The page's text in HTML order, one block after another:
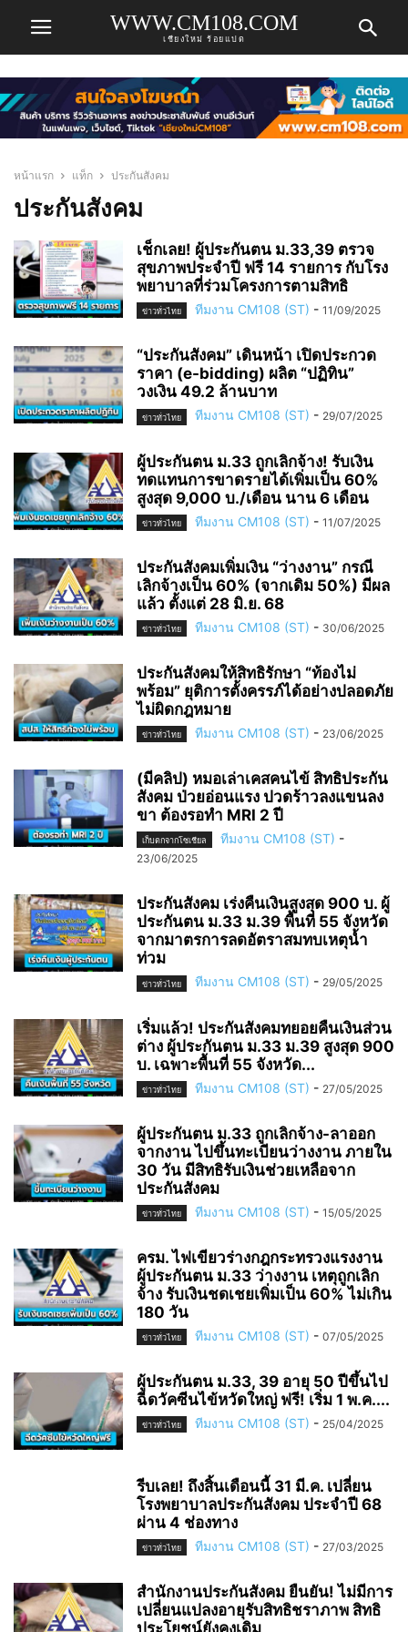
WWW.CM108.COM
เชียงใหม่ ร้อยแปด
หน้าแรก แท็ก ประกันสังคม
ประกันสังคม
เช็กเลย! ผู้ประกันตน ม.33,39 ตรวจ
สุขภาพประจำปี ฟรี 14 รายการ กับโรง
พยาบาลที่ร่วมโครงการตามสิทธิ
ข่าวทั่วไทย ทีมงาน CM108 (ST) - 11/09/2025
“ประกันสังคม” เดินหน้า เปิดประกวด
ราคา (e-bidding) ผลิต “ปฏิทิน”
วงเงิน 49.2 ล้านบาท
ข่าวทั่วไทย ทีมงาน CM108 (ST) - 29/07/2025
ผู้ประกันตน ม.33 ถูกเลิกจ้าง! รับเงิน
ทดแทนการขาดรายได้เพิ่มเป็น 60%
สูงสุด 9,000 บ./เดือน นาน 6 เดือน
ข่าวทั่วไทย ทีมงาน CM108 (ST) - 11/07/2025
ประกันสังคมเพิ่มเงิน “ว่างงาน” กรณี
เลิกจ้างเป็น 60% (จากเดิม 50%) มีผล
แล้ว ตั้งแต่ 28 มิ.ย. 68
ข่าวทั่วไทย ทีมงาน CM108 (ST) - 30/06/2025
ประกันสังคมให้สิทธิรักษา “ท้องไม่
พร้อม” ยุติการตั้งครรภ์ได้อย่างปลอดภัย
ไม่ผิดกฎหมาย
ข่าวทั่วไทย ทีมงาน CM108 (ST) - 23/06/2025
(มีคลิป) หมอเล่าเคสคนไข้ สิทธิประกัน
สังคม ป่วยอ่อนแรง ปวดร้าวลงแขนลง
ขา ต้องรอทำ MRI 2 ปี
เก็บตกจากโซเชียล ทีมงาน CM108 (ST) -
23/06/2025
ประกันสังคม เร่งคืนเงินสูงสุด 900 บ. ผู้
ประกันตน ม.33 ม.39 พื้นที่ 55 จังหวัด
จากมาตรการลดอัตราสมทบเหตุน้ำ
ท่วม
ข่าวทั่วไทย ทีมงาน CM108 (ST) - 29/05/2025
เริ่มแล้ว! ประกันสังคมทยอยคืนเงินส่วน
ต่าง ผู้ประกันตน ม.33 ม.39 สูงสุด 900
บ. เฉพาะพื้นที่ 55 จังหวัด...
ข่าวทั่วไทย ทีมงาน CM108 (ST) - 27/05/2025
ผู้ประกันตน ม.33 ถูกเลิกจ้าง-ลาออก
จากงาน ไปขึ้นทะเบียนว่างงาน ภายใน
30 วัน มีสิทธิรับเงินช่วยเหลือจาก
ประกันสังคม
ข่าวทั่วไทย ทีมงาน CM108 (ST) - 15/05/2025
ครม. ไฟเขียวร่างกฎกระทรวงแรงงาน
ผู้ประกันตน ม.33 ว่างงาน เหตุถูกเลิก
จ้าง รับเงินชดเชยเพิ่มเป็น 60% ไม่เกิน
180 วัน
ข่าวทั่วไทย ทีมงาน CM108 (ST) - 07/05/2025
ผู้ประกันตน ม.33, 39 อายุ 50 ปีขึ้นไป
ฉีดวัคซีนไข้หวัดใหญ่ ฟรี! เริ่ม 1 พ.ค....
ข่าวทั่วไทย ทีมงาน CM108 (ST) - 25/04/2025
รีบเลย! ถึงสิ้นเดือนนี้ 31 มี.ค. เปลี่ยน
โรงพยาบาลประกันสังคม ประจำปี 68
ผ่าน 4 ช่องทาง
ข่าวทั่วไทย ทีมงาน CM108 (ST) - 27/03/2025
สำนักงานประกันสังคม ยืนยัน! ไม่มีการ
เปลี่ยนแปลงอายุรับสิทธิชราภาพ สิทธิ